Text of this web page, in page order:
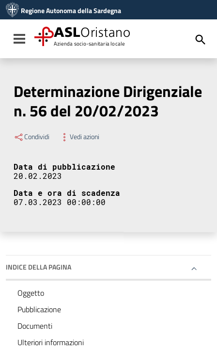
Vai al menu di navigazione
Vai al footer
Regione Autonoma della Sardegna
Toggle navigation
ASLOristano
Azienda socio-sanitaria locale
Determinazione Dirigenziale
n. 56 del 20/02/2023
Condividi Vedi azioni
Data di pubblicazione
20.02.2023
Data e ora di scadenza
07.03.2023 00:00:00
INDICE DELLA PAGINA
Oggetto
Pubblicazione
Documenti
Ulteriori informazioni